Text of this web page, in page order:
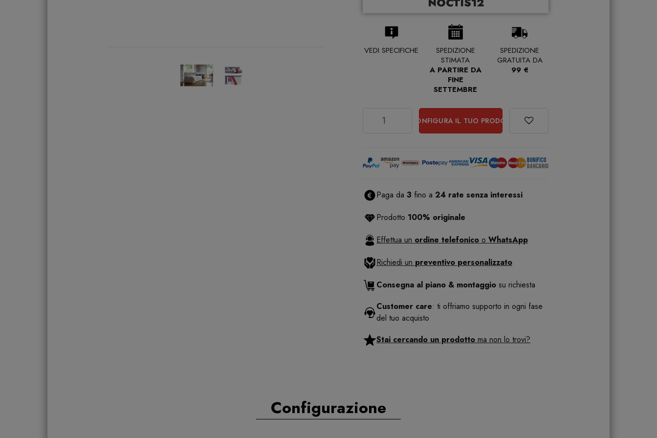
VEDI SPECIFICHE
SPEDIZIONE
STIMATA
A PARTIRE DA
FINE
SETTEMBRE
SPEDIZIONE
GRATUITA DA
99 €
CONFIGURA IL TUO PRODOTTO
Paga da 3 fino a 24 rate senza interessi
Prodotto 100% originale
Effettua un ordine telefonico o WhatsApp
Richiedi un preventivo personalizzato
Consegna al piano & montaggio su richiesta
Customer care: ti offriamo supporto in ogni fase
del tuo acquisto
Stai cercando un prodotto ma non lo trovi?
Configurazione